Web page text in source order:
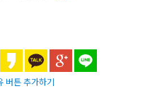
버튼 추가하기